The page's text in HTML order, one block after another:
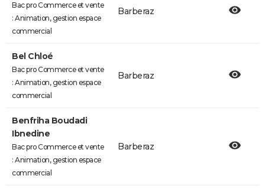
Bac pro Commerce et vente
: Animation, gestion espace
commercial
Barberaz
Bel Chloé
Bac pro Commerce et vente
: Animation, gestion espace
commercial
Barberaz
Benfriha Boudadi
Ibnedine
Bac pro Commerce et vente
: Animation, gestion espace
commercial
Barberaz